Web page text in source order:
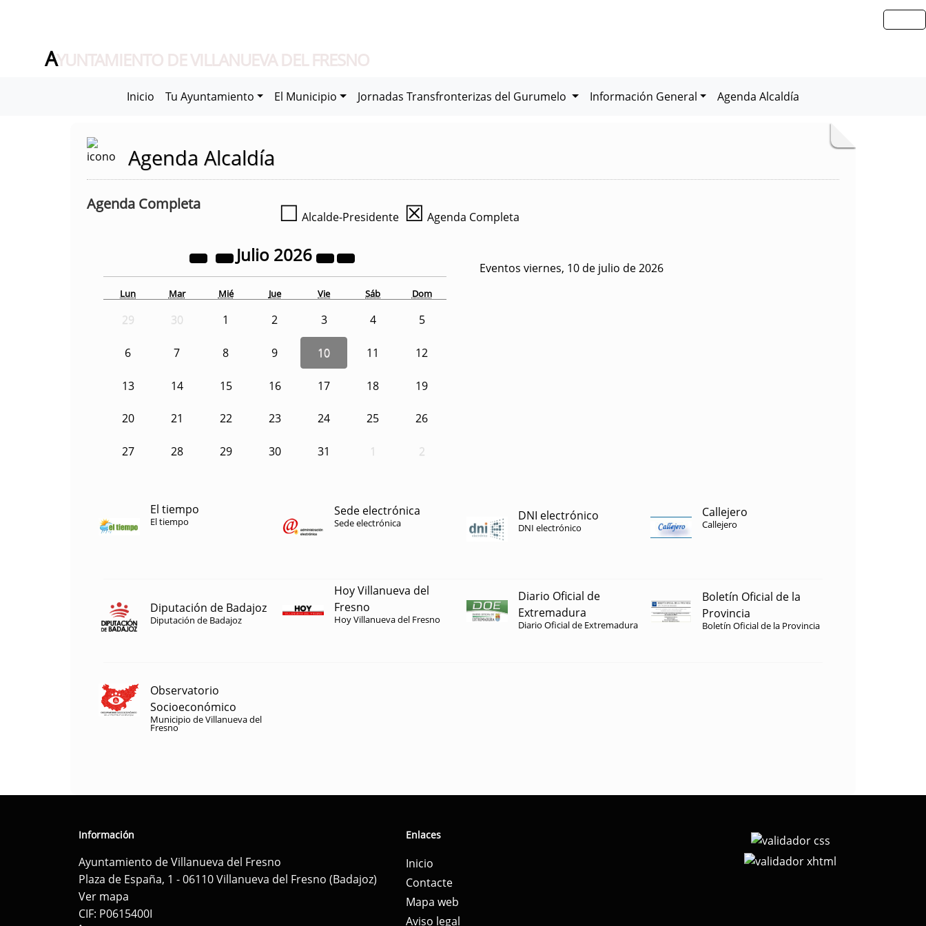
AYUNTAMIENTO DE VILLANUEVA DEL FRESNO
Inicio Tu Ayuntamiento El Municipio Jornadas Transfronterizas del Gurumelo Información General Agenda Alcaldía
Agenda Alcaldía
Agenda Completa ☐ Alcalde-Presidente ☒ Agenda Completa
Julio 2026
Lun Mar Mié Jue Vie Sáb Dom
29 30 1 2 3 4 5
6 7 8 9 10 11 12
13 14 15 16 17 18 19
20 21 22 23 24 25 26
27 28 29 30 31 1 2
Eventos viernes, 10 de julio de 2026
El tiempo
El tiempo
Sede electrónica
Sede electrónica DNI electrónico
DNI electrónico
Callejero
Callejero
Diputación de Badajoz
Diputación de Badajoz
Hoy Villanueva del
Fresno
Hoy Villanueva del Fresno
Diario Oficial de
Extremadura
Diario Oficial de Extremadura
Boletín Oficial de la
Provincia
Boletín Oficial de la Provincia
Observatorio
Socioeconómico
Municipio de Villanueva del
Fresno
Información
Ayuntamiento de Villanueva del Fresno
Plaza de España, 1 - 06110 Villanueva del Fresno (Badajoz)
Ver mapa
CIF: P0615400I
Enlaces
Inicio
Contacte
Mapa web
Aviso legal